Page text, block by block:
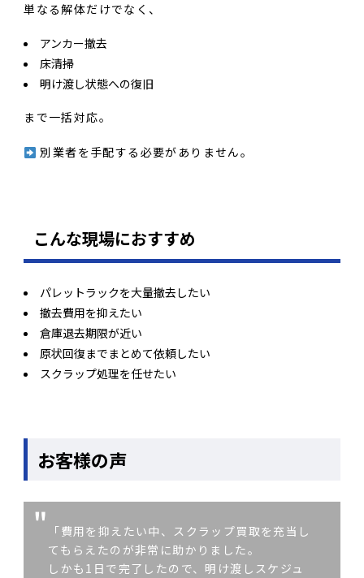
単なる解体だけでなく、
アンカー撤去
床清掃
明け渡し状態への復旧
まで一括対応。
別業者を手配する必要がありません。
こんな現場におすすめ
パレットラックを大量撤去したい
撤去費用を抑えたい
倉庫退去期限が近い
原状回復までまとめて依頼したい
スクラップ処理を任せたい
お客様の声
「費用を抑えたい中、スクラップ買取を充当し
てもらえたのが非常に助かりました。
しかも1日で完了したので、明け渡しスケジュ